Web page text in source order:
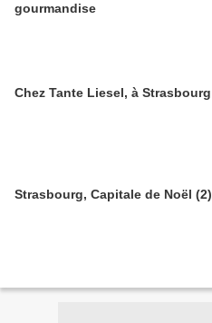
gourmandise
Chez Tante Liesel, à Strasbourg
Strasbourg, Capitale de Noël (2)